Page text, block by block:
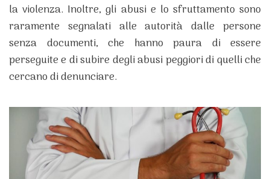
la violenza. Inoltre, gli abusi e lo sfruttamento sono
raramente segnalati alle autorità dalle persone
senza documenti, che hanno paura di essere
perseguite e di subire degli abusi peggiori di quelli che
cercano di denunciare.